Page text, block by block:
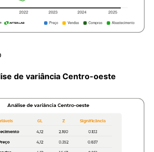
de variância Centro-oeste